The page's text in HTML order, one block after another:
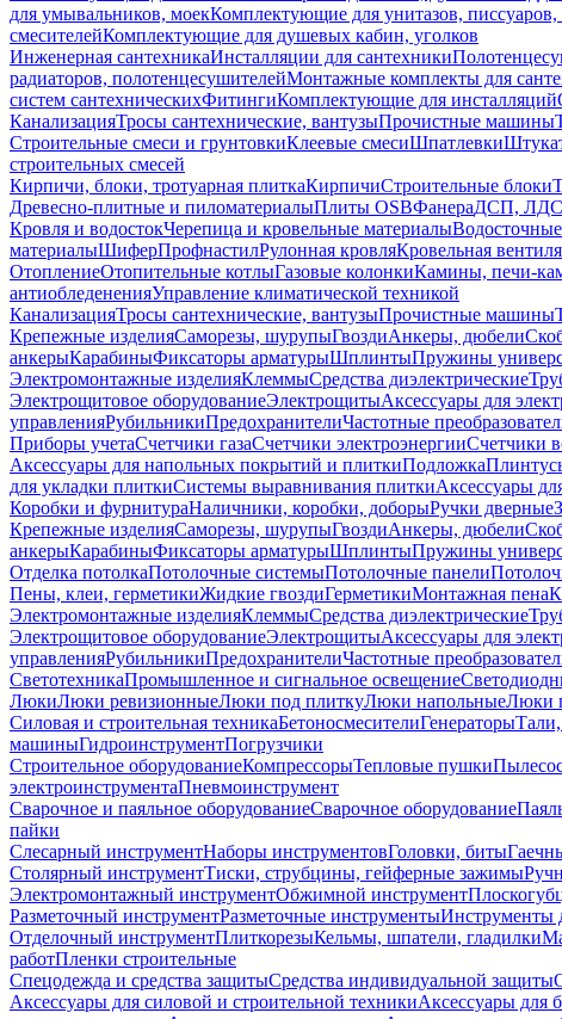
для умывальников, моекКомплектующие для унитазов, писсуаров,
смесителейКомплектующие для душевых кабин, уголков
Инженерная сантехникаИнсталляции для сантехники
радиаторов, полотенцесушителейМонтажные комплекты для
систем сантехническихФитингиКомплектующие для инсталляций
КанализацияТросы сантехнические, вантузыПрочистные машины
Строительные смеси и грунтовкиКлеевые смесиШпатлевки
строительных смесей
Кирпичи, блоки, тротуарная плиткаКирпичиСтроительные блоки
Древесно-плитные и пиломатериалыПлиты OSBФанераДСП,
Кровля и водостокЧерепица и кровельные материалы
материалыШиферПрофнастилРулонная кровляКровельная
ОтоплениеОтопительные котлыГазовые колонкиКамины, печи-
антиобледененияУправление климатической техникой
КанализацияТросы сантехнические, вантузыПрочистные машины
Крепежные изделияСаморезы, шурупыГвоздиАнкеры, дюбели
анкерыКарабиныФиксаторы арматурыШплинтыПружины
Электромонтажные изделияКлеммыСредства диэлектрические
Электрощитовое оборудованиеЭлектрощитыАксессуары для
управленияРубильникиПредохранителиЧастотные
Приборы учетаСчетчики газаСчетчики электроэнергииСчетчики
Аксессуары для напольных покрытий и плиткиПодложка
для укладки плиткиСистемы выравнивания плиткиАксессуары
Коробки и фурнитураНаличники, коробки, доборыРучки дверные
Крепежные изделияСаморезы, шурупыГвоздиАнкеры, дюбели
анкерыКарабиныФиксаторы арматурыШплинтыПружины
Отделка потолкаПотолочные системыПотолочные панели
Пены, клеи, герметикиЖидкие гвоздиГерметикиМонтажная пена
Электромонтажные изделияКлеммыСредства диэлектрические
Электрощитовое оборудованиеЭлектрощитыАксессуары для
управленияРубильникиПредохранителиЧастотные
СветотехникаПромышленное и сигнальное освещение
ЛюкиЛюки ревизионныеЛюки под плиткуЛюки напольныеЛюки
Силовая и строительная техникаБетоносмесителиГенераторы
машиныГидроинструментПогрузчики
Строительное оборудованиеКомпрессорыТепловые пушки
электроинструментаПневмоинструмент
Сварочное и паяльное оборудованиеСварочное оборудование
пайки
Слесарный инструментНаборы инструментовГоловки, биты
Столярный инструментТиски, струбцины, гейферные зажимы
Электромонтажный инструментОбжимной инструмент
Разметочный инструментРазметочные инструментыИнструменты
Отделочный инструментПлиткорезыКельмы, шпатели, гладилки
работПленки строительные
Спецодежда и средства защитыСредства индивидуальной защиты
Аксессуары для силовой и строительной техникиАксессуары для